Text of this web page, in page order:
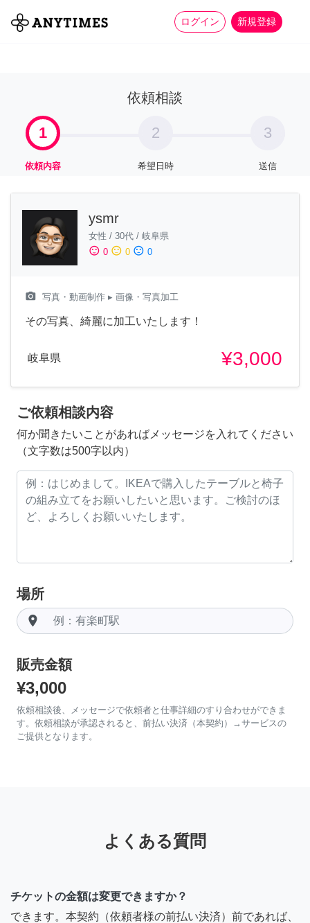
ログイン 新規登録
全て 家事 more_horiz
依頼相談
1
依頼内容
2
希望日時
3
送信
ysmr
女性 / 30代 / 岐阜県
sentiment_satisfied 0 sentiment_neutral 0 sentiment_dissatisfied 0
camera_alt 写真・動画制作 ▸ 画像・写真加工
その写真、綺麗に加工いたします！
岐阜県 ¥3,000
ご依頼相談内容
何か聞きたいことがあればメッセージを入れてください
（文字数は500字以内）
場所
room
販売金額
¥3,000
依頼相談後、メッセージで依頼者と仕事詳細のすり合わせができま
す。依頼相談が承認されると、前払い決済（本契約）→サービスの
ご提供となります。
よくある質問
チケットの金額は変更できますか？
できます。本契約（依頼者様の前払い決済）前であれば、